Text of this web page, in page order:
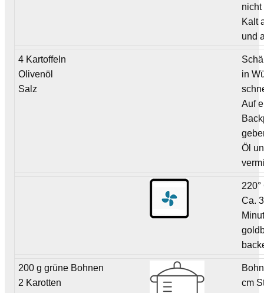
nicht
Kalt
und
4 Kartoffeln
Olivenöl
Salz
in
Auf
Öl
220°
Ca.
200 g grüne Bohnen
2 Karotten
cm